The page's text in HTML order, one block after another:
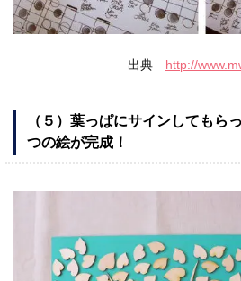
出典 http://
（５）葉っぱにサインしてもら
つの絵が完成！